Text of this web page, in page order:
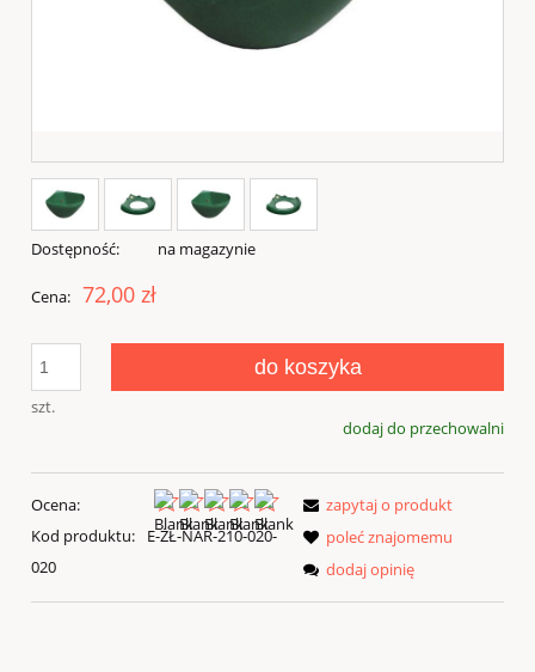
Dostępność: na magazynie
Cena: 72,00 zł
szt.
do koszyka
dodaj do przechowalni
Ocena:
Kod produktu:
E-ŻŁ-NAR-210-020-
020
zapytaj o produkt
poleć znajomemu
dodaj opinię